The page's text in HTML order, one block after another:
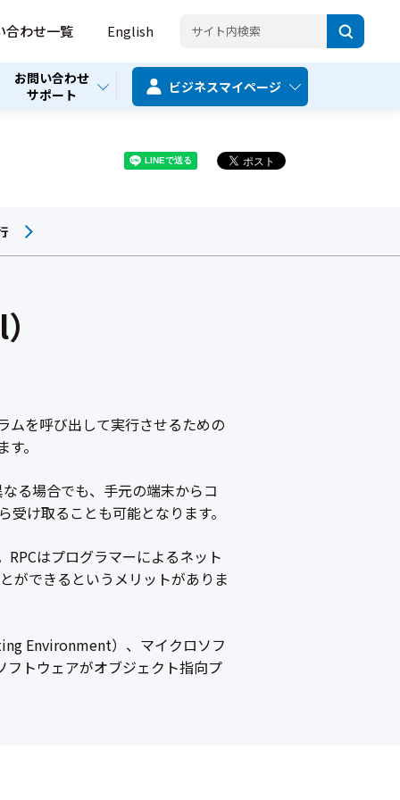
合わせ一覧 English
お問い合わせ
サポート
ビジネスマイページ
ムを呼び出して実行させるための
。
る場合でも、手元の端末からコ
け取ることも可能となります。
はプログラマーによるネット
ができるというメリットがありま
Environment）、マイクロソフ
トウェアがオブジェクト指向プ